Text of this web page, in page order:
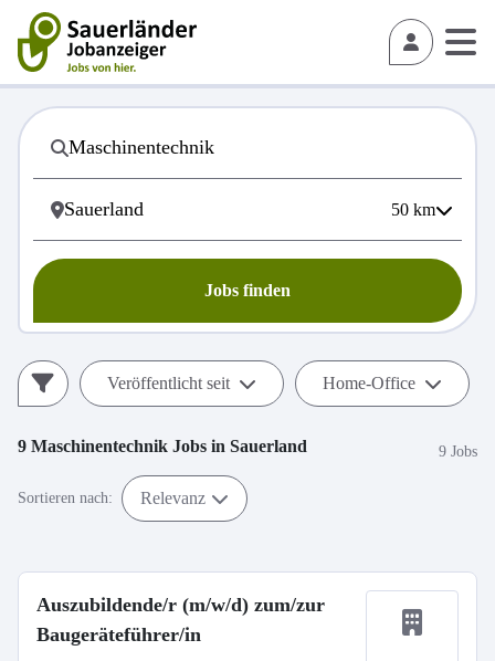
50 km
Jobs finden
Veröffentlicht seit Home-Office
9 Maschinentechnik Jobs in Sauerland 9 Jobs
Sortieren nach: Relevanz
Auszubildende/r (m/w/d) zum/zur
Baugeräteführer/in